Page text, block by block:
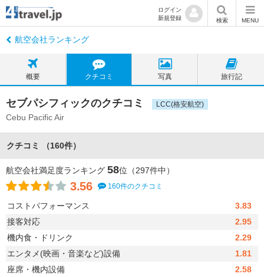
ログイン
新規登録
検索 MENU
航空会社ランキング
概要 クチコミ 写真 旅行記
セブパシフィックのクチコミ LCC(格安航空)
Cebu Pacific Air
クチコミ （160件）
航空会社満足度ランキング 58位（297件中）
3.56 160件のクチコミ
コストパフォーマンス
3.83
接客対応
2.95
機内食・ドリンク
2.29
エンタメ(映画・音楽など)設備
1.81
座席・機内設備
2.58